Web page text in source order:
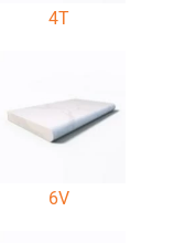
4T
6V